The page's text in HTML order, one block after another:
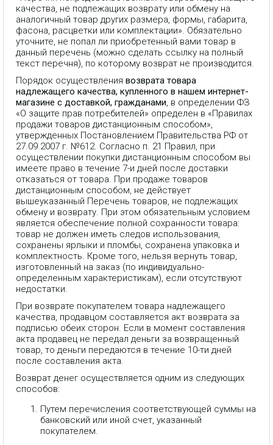
качества, не подлежащих возврату или обмену на
аналогичный товар других размера, формы, габарита,
фасона, расцветки или комплектации». Обязательно
уточните, не попал ли приобретенный вами товар в
данный перечень (можно сделать ссылку на полный
текст перечня), по которому возврат не производится.
Порядок осуществления возврата товара
надлежащего качества, купленного в нашем интернет-
магазине с доставкой, гражданами, в определении ФЗ
«О защите прав потребителей» определен в «Правилах
продажи товаров дистанционным способом»,
утвержденных Постановлением Правительства РФ от
27.09.2007 г. №612. Согласно п. 21 Правил, при
осуществлении покупки дистанционным способом вы
имеете право в течение 7-и дней после доставки
отказаться от товара. При продаже товаров
дистанционным способом, не действует
вышеуказанный Перечень товаров, не подлежащих
обмену и возврату. При этом обязательным условием
является обеспечение полной сохранности товара:
товар не должен иметь следов использования,
сохранены ярлыки и пломбы, сохранена упаковка и
комплектность. Кроме того, нельзя вернуть товар,
изготовленный на заказ (по индивидуально-
определенным характеристикам), если отсутствуют
недостатки.
При возврате покупателем товара надлежащего
качества, продавцом составляется акт возврата за
подписью обеих сторон. Если в момент составления
акта продавец не передал деньги за возвращенный
товар, то деньги передаются в течение 10-ти дней
после составления акта.
Возврат денег осуществляется одним из следующих
способов:
Путем перечисления соответствующей суммы на
банковский или иной счет, указанный
покупателем.